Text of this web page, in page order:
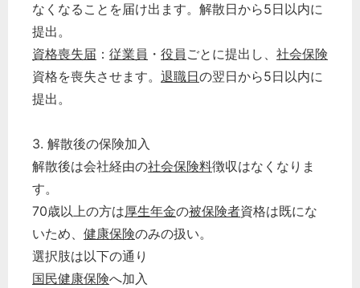
なくなることを届け出ます。解散日から5日以内に
提出。
資格喪失届 ： 従業員 ・ 役員 ごとに提出し、 社会保険
資格を喪失させます。 退職日の翌日から5日以内に
提出。
3. 解散後の保険加入
解散後は会社経由の社会保険料徴収はなくなりま
す。
70歳以上の方は厚生年金の被保険者資格は既にな
いため、 健康保険のみの扱い。
選択肢は以下の通り
国民健康保険へ加入